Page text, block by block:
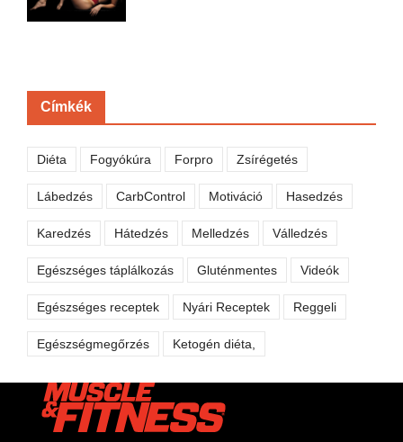
Címkék
Diéta Fogyókúra Forpro Zsírégetés
Lábedzés CarbControl Motiváció Hasedzés
Karedzés Hátedzés Melledzés Válledzés
Egészséges táplálkozás Gluténmentes Videók
Egészséges receptek Nyári Receptek Reggeli
Egészségmegőrzés Ketogén diéta,